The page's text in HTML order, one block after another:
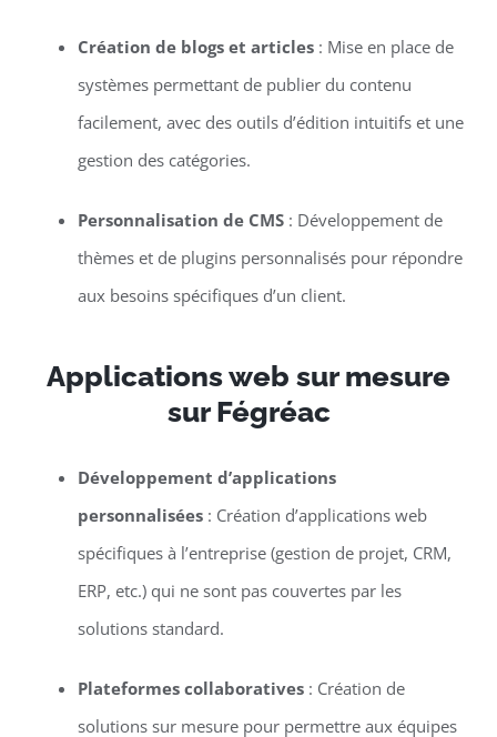
Création de blogs et articles: Mise en place de
systèmes permettant de publier du contenu
facilement, avec des outils d’édition intuitifs et une
gestion des catégories.
Personnalisation de CMS: Développement de
thèmes et de plugins personnalisés pour répondre
aux besoins spécifiques d’un client.
Applications web sur mesure
sur Fégréac
Développement d’applications
personnalisées: Création d’applications web
spécifiques à l’entreprise (gestion de projet, CRM,
ERP, etc.) qui ne sont pas couvertes par les
solutions standard.
Plateformes collaboratives: Création de
solutions sur mesure pour permettre aux équipes